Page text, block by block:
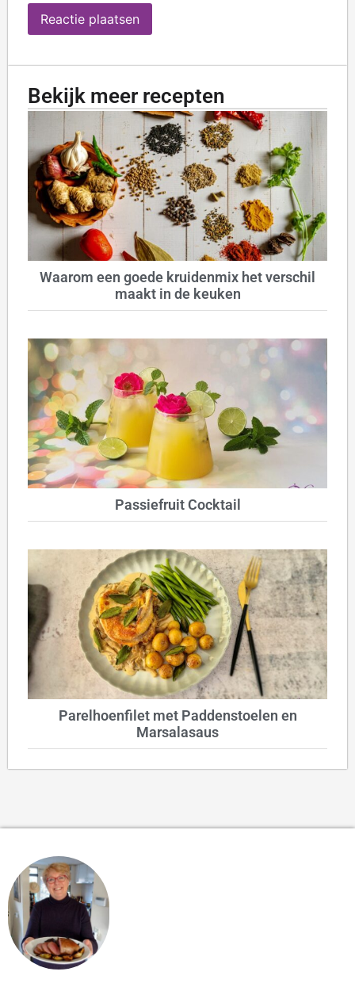
Bekijk meer recepten
Waarom een goede kruidenmix het verschil
maakt in de keuken
Passiefruit Cocktail
Parelhoenfilet met Paddenstoelen en
Marsalasaus